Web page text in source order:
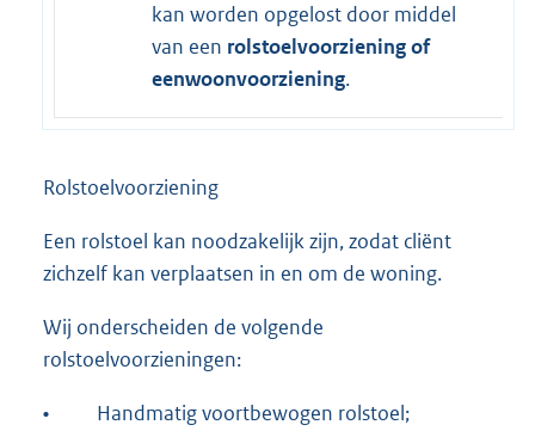
kan worden opgelost door middel
van een rolstoelvoorzieningof
eenwoonvoorziening.
Rolstoelvoorziening
Een rolstoel kan noodzakelijk zijn, zodat cliënt
zichzelf kan verplaatsen in en om de woning.
Wij onderscheiden de volgende
rolstoelvoorzieningen:
• Handmatig voortbewogen rolstoel;